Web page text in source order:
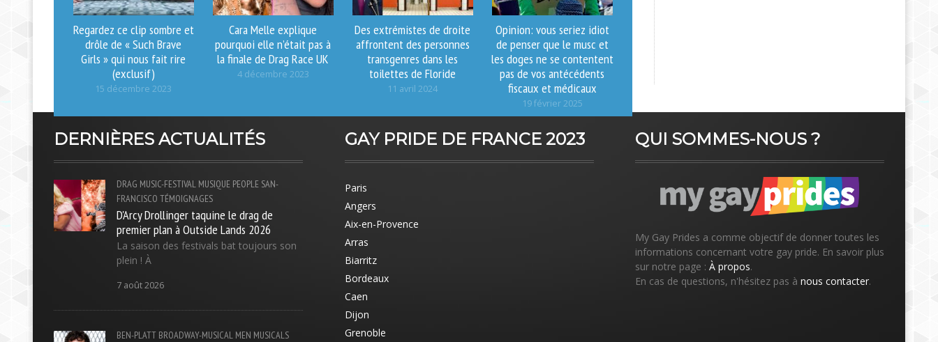
Regardez ce clip sombre et
drôle de « Such Brave
Girls » qui nous fait rire
(exclusif)
15 décembre 2023
Cara Melle explique
pourquoi elle n’était pas à
la finale de Drag Race UK
4 décembre 2023
Des extrémistes de droite
affrontent des personnes
transgenres dans les
toilettes de Floride
11 avril 2024
Opinion: vous seriez idiot
de penser que le musc et
les doges ne se contentent
pas de vos antécédents
fiscaux et médicaux
19 février 2025
DERNIÈRES ACTUALITÉS
DRAG MUSIC-FESTIVAL MUSIQUE PEOPLE SAN-
FRANCISCO TÉMOIGNAGES
D'Arcy Drollinger taquine le drag de
premier plan à Outside Lands 2026
La saison des festivals bat toujours son
plein ! À
7 août 2026
BEN-PLATT BROADWAY-MUSICAL MEN MUSICALS
GAY PRIDE DE FRANCE 2023
Paris
Angers
Aix-en-Provence
Arras
Biarritz
Bordeaux
Caen
Dijon
Grenoble
QUI SOMMES-NOUS ?
My Gay Prides a comme objectif de donner toutes les
informations concernant votre gay pride. En savoir plus
sur notre page : À propos.
En cas de questions, n'hésitez pas à nous contacter.